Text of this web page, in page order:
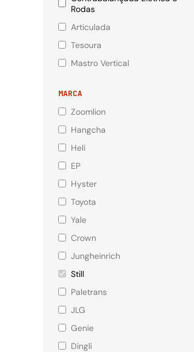
Rodas
Articulada
Tesoura
Mastro Vertical
MARCA
Zoomlion
Hangcha
Heli
EP
Hyster
Toyota
Yale
Crown
Jungheinrich
Still
Paletrans
JLG
Genie
Dingli